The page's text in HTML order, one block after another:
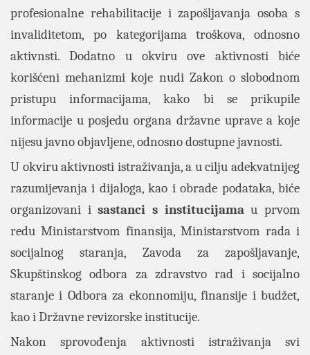
profesionalne rehabilitacije i zapošljavanja osoba s
invaliditetom, po kategorijama troškova, odnosno
aktivnsti. Dodatno u okviru ove aktivnosti biće
korišćeni mehanizmi koje nudi Zakon o slobodnom
pristupu informacijama, kako bi se prikupile
informacije u posjedu organa državne uprave a koje
nijesu javno objavljene, odnosno dostupne javnosti.
U okviru aktivnosti istraživanja, a u cilju adekvatnijeg
razumijevanja i dijaloga, kao i obrade podataka, biće
organizovani isastanci s institucijamau prvom
redu Ministarstvom finansija, Ministarstvom rada i
socijalnog staranja, Zavoda za zapošljavanje,
Skupštinskog odbora za zdravstvo rad i socijalno
staranje i Odbora za ekonnomiju, finansije i budžet,
kao i Državne revizorske institucije.
Nakon sprovođenja aktivnosti istraživanja svi